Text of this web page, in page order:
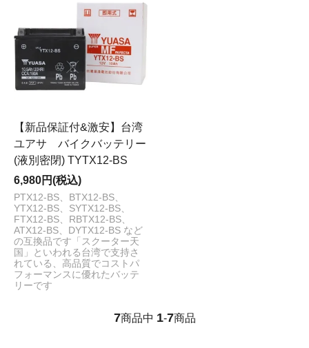
【新品保証付&激安】台湾
ユアサ バイクバッテリー
(液別密閉) TYTX12-BS
6,980円(税込)
PTX12-BS、BTX12-BS、
YTX12-BS、SYTX12-BS、
FTX12-BS、RBTX12-BS、
ATX12-BS、DYTX12-BS など
の互換品です「スクーター天
国」といわれる台湾で支持さ
れている、高品質でコストパ
フォーマンスに優れたバッテ
リーです
7商品中 1-7商品